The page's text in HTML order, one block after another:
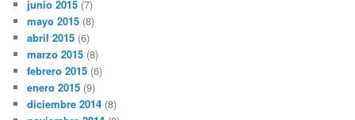
junio 2015 (7)
mayo 2015 (8)
abril 2015 (6)
marzo 2015 (8)
febrero 2015 (6)
enero 2015 (9)
diciembre 2014 (8)